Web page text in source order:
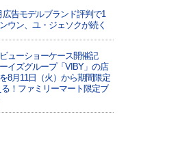
広告モデルブランド評判で1
ウン、ユ・ジェソクが続く
ューショーケース開催記
イズグループ「VIBY」の店
8月11日（火）から期間限定
！ファミリーマート限定ブ